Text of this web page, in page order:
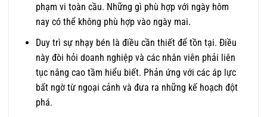
phạm vi toàn cầu. Những gì phù hợp với ngày hôm
nay có thể không phù hợp vào ngày mai.
Duy trì sự nhạy bén là điều cần thiết để tồn tại. Điều
này đòi hỏi doanh nghiệp và các nhân viên phải liên
tục nâng cao tầm hiểu biết. Phản ứng với các áp lực
bất ngờ từ ngoại cảnh và đưa ra những kế hoạch đột
phá.